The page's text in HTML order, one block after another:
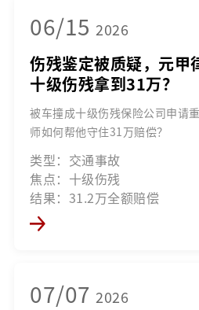
06/15 2026
伤残鉴定被质疑，元甲
十级伤残拿到31万？
被车撞成十级伤残保险公司申请
师如何帮他守住31万赔偿？
类型：交通事故
焦点：十级伤残
结果：31.2万全额赔偿
07/07 2026